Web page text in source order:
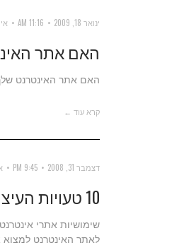
ינואר 18, 2009 11:16 AM
האם אתר
האם אתר האינטרנט
קרא עוד ←
דצמבר 31, 2008 9:45 PM
10 טעויות העיצוב המעצבנות של אתרי אינטרנט
שימושיות אתרי